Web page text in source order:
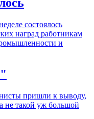
состоялось
наград работникам
и
пришли к выводу,
не такой уж большой